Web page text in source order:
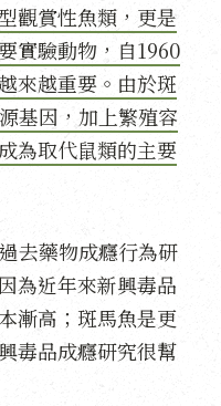
觀賞性魚類，更是
實驗動物，自1960
來越重要。由於斑
基因，加上繁殖容
為取代鼠類的主要
去藥物成癮行為研
為近年來新興毒品
漸高；斑馬魚是更
毒品成癮研究很幫